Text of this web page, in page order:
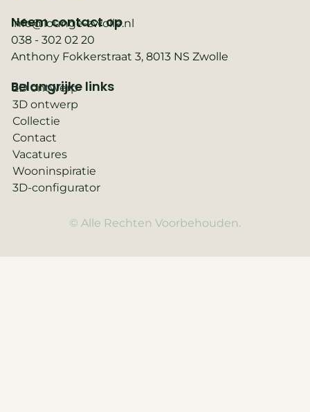
Belangrijke links
2D ontwerp
3D ontwerp
Collectie
Contact
Vacatures
Wooninspiratie
3D-configurator
Neem contact op
info@lounge-zwolle.nl
038 - 302 02 20
Anthony Fokkerstraat 3, 8013 NS Zwolle
© Alle Rechten Voorbehouden.